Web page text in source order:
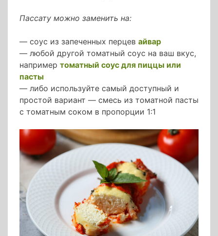
Пассату можно заменить на:
— соус из запеченных перцев айвар
— любой другой томатный соус на ваш вкус,
например томатный соус для пиццы или
пасты
— либо используйте самый доступный и
простой вариант — смесь из томатной пасты
с томатным соком в пропорции 1:1